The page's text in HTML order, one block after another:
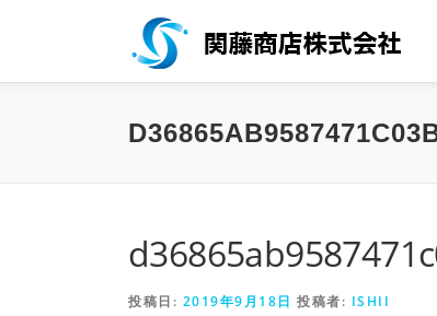
コンテンツへスキップ
投稿日: 2019年9月18日 投稿者: ISHII